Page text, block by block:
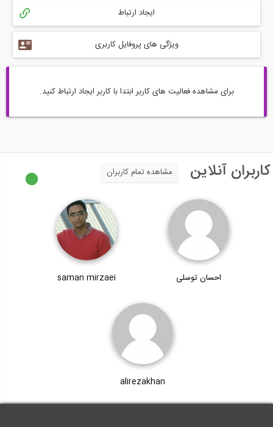
ایجاد ارتباط
ویژگی های پروفایل کاربری
برای مشاهده فعالیت های کاربر ابتدا با کاربر ایجاد ارتباط کنید.
کاربران آنلاین مشاهده تمام کاربران
احسان توسلی saman mirzaei
alirezakhan